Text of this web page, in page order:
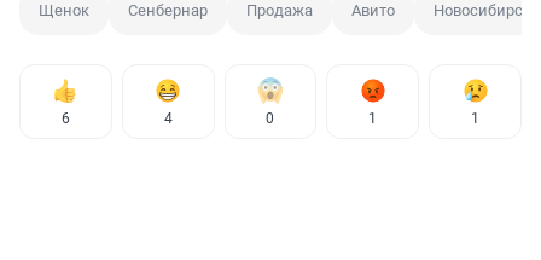
Щенок Сенбернар Продажа Авито Новосибирск
6 4 0 1 1